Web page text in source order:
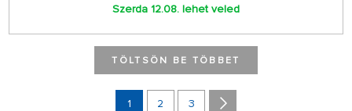
Szerda 12.08. lehet veled
TÖLTSÖN BE TÖBBET
1 2 3